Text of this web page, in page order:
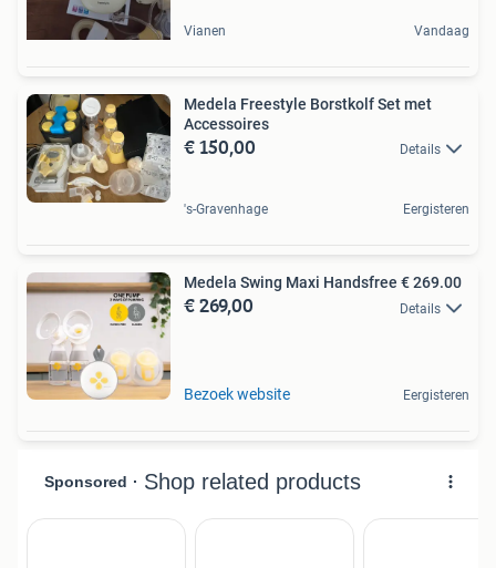
Vianen Vandaag
Medela Freestyle Borstkolf Set met
Accessoires
€ 150,00 Details
's-Gravenhage Eergisteren
Medela Swing Maxi Handsfree € 269.00
€ 269,00 Details
Bezoek website Eergisteren